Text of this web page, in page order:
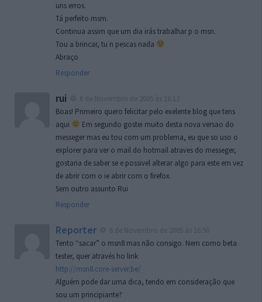
uns erros.
Tá perfeito msm.
Continua assim que um dia irás trabalhar p o msn.
Tou a brincar, tu n pescas nada
Abraço
Responder
rui
Boas! Primeiro quero felicitar pelo exelente blog que tens
aqui
Em segundo gostei muito desta nova versao do
messeger mas eu tou com um problema, eu que so uso o
explorer para ver o mail do hotmail atraves do messeger,
gostaria de saber se e possivel alterar algo para este em vez
de abrir com o ie abrir com o firefox.
Sem outro assunto Rui
Responder
Reporter
Tento “sacar” o msn8 mas não consigo. Nem como beta
tester, quer através ho link
http://msn8.core-server.be/
Alguém pode dar uma dica, tendo em consideração que
sou um principiante?